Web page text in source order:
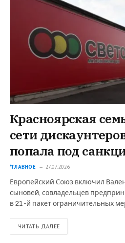
Красноярская
сети
попала под
*ГЛАВНОЕ 27.07.2026
Европейский Союз включил
сыновей, совладельцев
в 21-й пакет ограничительных
ЧИТАТЬ ДАЛЕЕ